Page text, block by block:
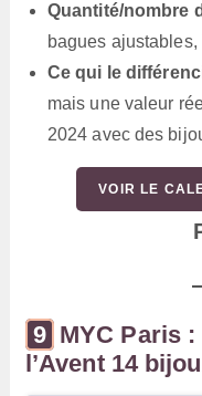
Quantité/nombre
bagues
Ce qui le
mais une valeur
2024 avec des
VOIR LE
MYC Paris
l’Avent 14